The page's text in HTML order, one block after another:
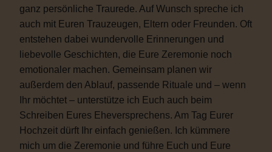
ganz persönliche Traurede. Auf Wunsch spreche ich
auch mit Euren Trauzeugen, Eltern oder Freunden. Oft
entstehen dabei wundervolle Erinnerungen und
liebevolle Geschichten, die Eure Zeremonie noch
emotionaler machen. Gemeinsam planen wir
außerdem den Ablauf, passende Rituale und – wenn
Ihr möchtet – unterstütze ich Euch auch beim
Schreiben Eures Eheversprechens. Am Tag Eurer
Hochzeit dürft Ihr einfach genießen. Ich kümmere
mich um die Zeremonie und führe Euch und Eure